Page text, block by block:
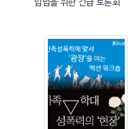
입법을 위한 긴급 토론회